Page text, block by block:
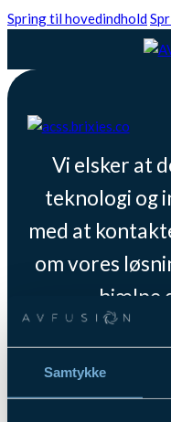
Samtykke
Spring til hovedindhold
Vi elsker at
teknologi og
med at
om vores
hjælpe
Se